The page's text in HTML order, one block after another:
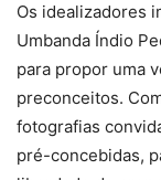
Os idealizadores
Umbanda Índio
para propor uma
preconceitos.
fotografias
pré-concebidas,